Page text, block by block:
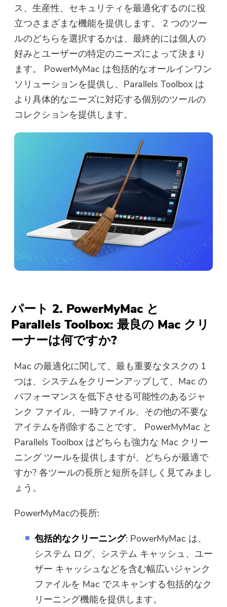
ス、生産性、セキュリティを最適化するのに役
立つさまざまな機能を提供します。 2 つのツー
ルのどちらを選択するかは、最終的には個人の
好みとユーザーの特定のニーズによって決まり
ます。 PowerMyMac は包括的なオールインワン
ソリューションを提供し、Parallels Toolbox は
より具体的なニーズに対応する個別のツールの
コレクションを提供します。
パート 2. PowerMyMac と
Parallels Toolbox: 最良の Mac クリ
ーナーは何ですか?
Mac の最適化に関して、最も重要なタスクの 1
つは、システムをクリーンアップして、Mac の
パフォーマンスを低下させる可能性のあるジャ
ンク ファイル、一時ファイル、その他の不要な
アイテムを削除することです。 PowerMyMac と
Parallels Toolbox はどちらも強力な Mac クリー
ニング ツールを提供しますが、どちらが最適で
すか? 各ツールの長所と短所を詳しく見てみまし
ょう。
PowerMyMacの長所:
包括的なクリーニング: PowerMyMac は、
システム ログ、システム キャッシュ、ユー
ザー キャッシュなどを含む幅広いジャンク
ファイルを Mac でスキャンする包括的なク
リーニング機能を提供します。